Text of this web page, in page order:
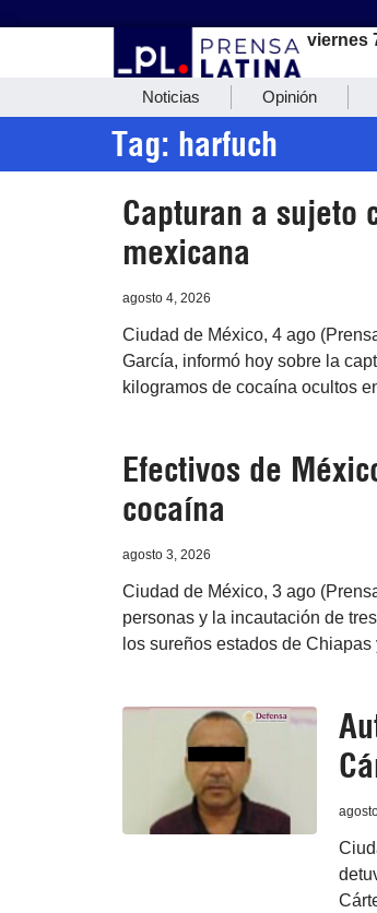
viernes
Noticias Opinión
Tag: harfuch
Capturan a sujeto
mexicana
agosto 4, 2026
Ciudad de México, 4 ago
García, informó hoy sobre la
kilogramos de cocaína ocultos
Efectivos de
cocaína
agosto 3, 2026
Ciudad de México, 3 ago
personas y la incautación de
los sureños estados de Chiapas